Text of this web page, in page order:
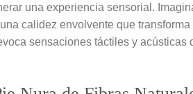
una experiencia sensorial.
calidez envolvente que
sensaciones táctiles y